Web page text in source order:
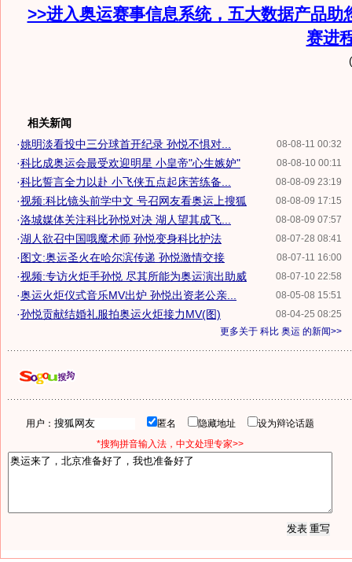
>>进入奥运赛事信息系统，五大数据产品助
赛进
相关新闻
08-08-11 00:32
·姚明淡看投中三分球首开纪录 孙悦不惧对...
08-08-10 00:11
·科比成奥运会最受欢迎明星 小皇帝"心生嫉妒"
08-08-09 23:19
·科比誓言全力以赴 小飞侠五点起床苦练备...
08-08-09 17:15
·视频:科比镜头前学中文 号召网友看奥运上搜狐
08-08-09 07:57
·洛城媒体关注科比孙悦对决 湖人望其成飞...
08-07-28 08:41
·湖人欲召中国哦魔术师 孙悦变身科比护法
08-07-11 16:00
·图文:奥运圣火在哈尔滨传递 孙悦激情交接
08-07-10 22:58
·视频:专访火炬手孙悦 尽其所能为奥运演出助威
08-05-08 15:51
·奥运火炬仪式音乐MV出炉 孙悦出资老公亲...
08-04-25 08:25
·孙悦贡献结婚礼服拍奥运火炬接力MV(图)
更多关于 科比 奥运 的新闻>>
用户： 匿名 隐藏地址
设为辩论话题
*搜狗拼音输入法，中文处理专家>>